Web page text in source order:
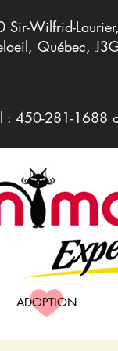
Sir-Wilfrid-Laurier,
Québec,
: 450-281-1688
ADOPTION